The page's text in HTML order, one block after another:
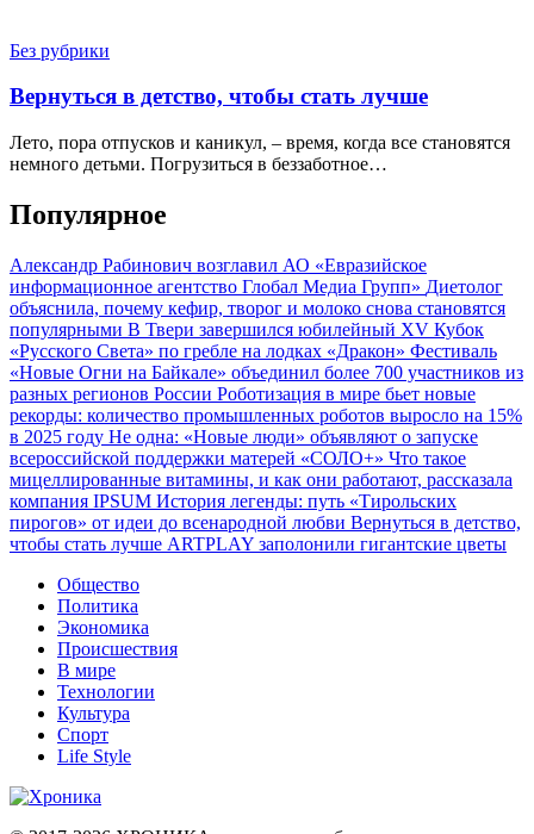
Без рубрики
Вернуться в детство, чтобы стать лучше
Лето, пора отпусков и каникул, – время, когда все становятся
немного детьми. Погрузиться в беззаботное…
Популярное
Александр Рабинович возглавил АО «Евразийское
информационное агентство Глобал Медиа Групп» Диетолог
объяснила, почему кефир, творог и молоко снова становятся
популярными В Твери завершился юбилейный XV Кубок
«Русского Света» по гребле на лодках «Дракон» Фестиваль
«Новые Огни на Байкале» объединил более 700 участников из
разных регионов России Роботизация в мире бьет новые
рекорды: количество промышленных роботов выросло на 15%
в 2025 году Не одна: «Новые люди» объявляют о запуске
всероссийской поддержки матерей «СОЛО+» Что такое
мицеллированные витамины, и как они работают, рассказала
компания IPSUM История легенды: путь «Тирольских
пирогов» от идеи до всенародной любви Вернуться в детство,
чтобы стать лучше ARTPLAY заполонили гигантские цветы
Общество
Политика
Экономика
Происшествия
В мире
Технологии
Культура
Спорт
Life Style